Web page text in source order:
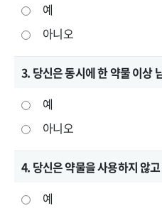
예
아니오
3. 당신은 동시에 한 약물 이상
예
아니오
4. 당신은 약물을 사용하지 않
예